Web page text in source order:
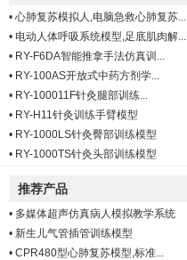
• 心肺复苏模拟人,电脑急救心肺复苏...
• 电动人体呼吸系统模型,足底肌肉解...
• RY-F6DA智能推拿手法仿真训...
• RY-100AS开放式中药方剂学...
• RY-100011F针灸腿部训练...
• RY-H11针灸训练手臂模型
• RY-1000LS针灸臀部训练模型
• RY-1000TS针灸头部训练模型
推荐产品
• 多媒体超声仿真病人模拟教学系统
• 新生儿气管插管训练模型
• CPR480型心肺复苏模型,标准...